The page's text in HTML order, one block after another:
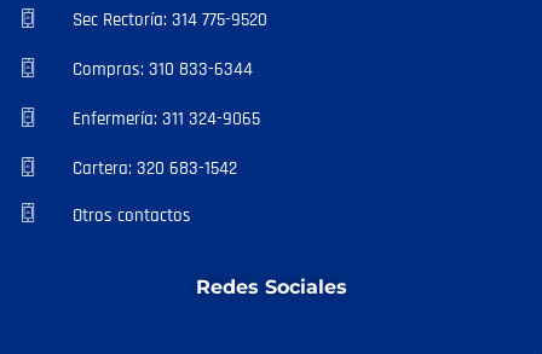
Sec Rectoría: 314 775-9520
Compras: 310 833-6344
Enfermería: 311 324-9065
Cartera: 320 683-1542
Otros contactos
Redes Sociales